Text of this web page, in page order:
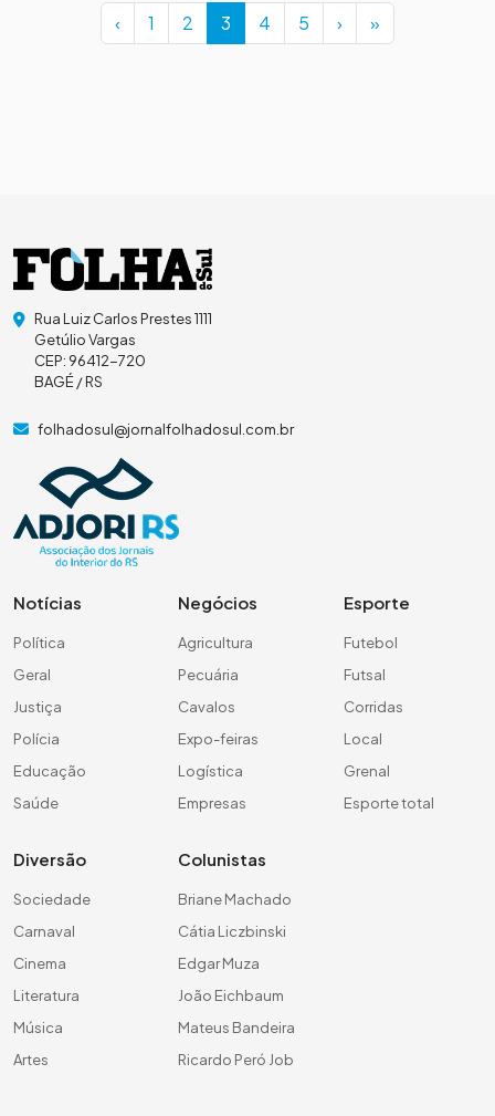
Page navigation‹ Page
1 Page
2 Current Page
3 Page
4 Page
5 › »
Rua Luiz Carlos Prestes 1111
Getúlio Vargas
CEP: 96412-720
BAGÉ / RS
folhadosul@jornalfolhadosul.com.br
Notícias
Política
Geral
Justiça
Polícia
Educação
Saúde
Negócios
Agricultura
Pecuária
Cavalos
Expo-feiras
Logística
Empresas
Esporte
Futebol
Futsal
Corridas
Local
Grenal
Esporte total
Diversão
Sociedade
Carnaval
Cinema
Literatura
Música
Artes
Colunistas
Briane Machado
Cátia Liczbinski
Edgar Muza
João Eichbaum
Mateus Bandeira
Ricardo Peró Job